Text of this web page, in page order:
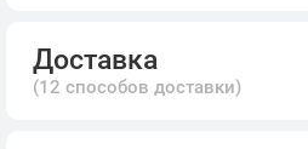
Доставка
(12 способов доставки)